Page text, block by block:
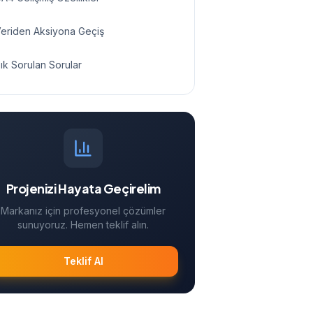
Aksiyona Geçiş
Sorulan Sorular
Projenizi Hayata Geçirelim
Markanız için profesyonel çözümler
sunuyoruz. Hemen teklif alın.
Teklif Al